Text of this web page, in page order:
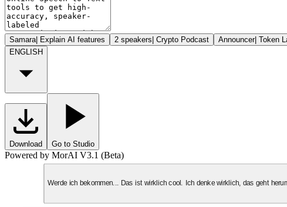
Samara| Explain AI features 2 speakers| Crypto Podcast Announcer| Token
ENGLISH
Download Go to Studio
Powered by MorAI V3.1 (Beta)
Werde ich bekommen... Das ist wirklich cool. Ich denke wirklich, das geht